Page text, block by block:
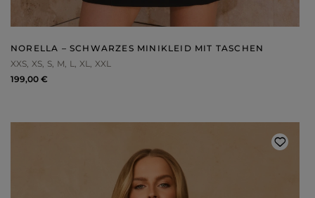
SILVESTER
KOMMUNION
Art
CASUAL - KLEIDER
ABENDKLEIDER
ASYMMETRISCHE
MIT RÜSCHEN
MIT SCHÖSSCHEN
NORELLA – SCHWARZES MINIKLEID MIT TASCHEN
XXS XS S M L XL XXL
199,00 €